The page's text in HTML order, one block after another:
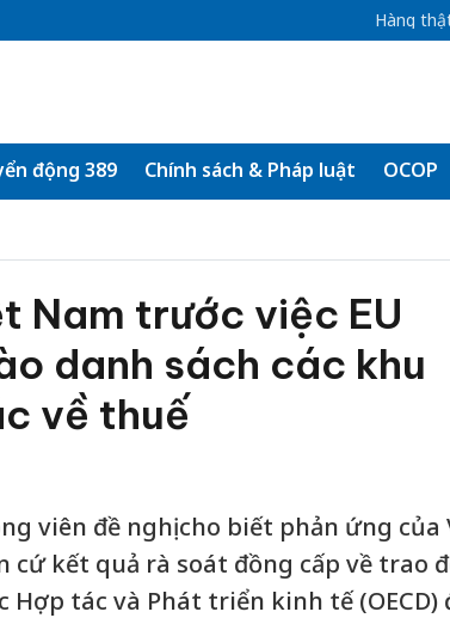
Hàng
động 389 Chính sách & Pháp luật OCOP
Nam trước việc EU
danh sách các khu
về thuế
viên đề nghị cho biết phản ứng của
cứ kết quả rà soát đồng cấp về trao
tác và Phát triển kinh tế (OECD)